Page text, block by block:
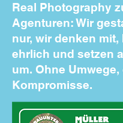
Real Photography
Agenturen: Wir
nur, wir denken mit,
ehrlich und setzen
um. Ohne Umwege,
Kompromisse.